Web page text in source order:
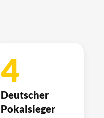
4
Deutscher
Pokalsieger